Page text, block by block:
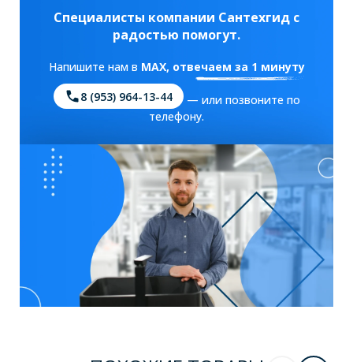
Специалисты компании Сантехгид с
радостью помогут.
Напишите нам в MAX, отвечаем за 1 минуту
8 (953) 964-13-44
— или позвоните по
телефону.